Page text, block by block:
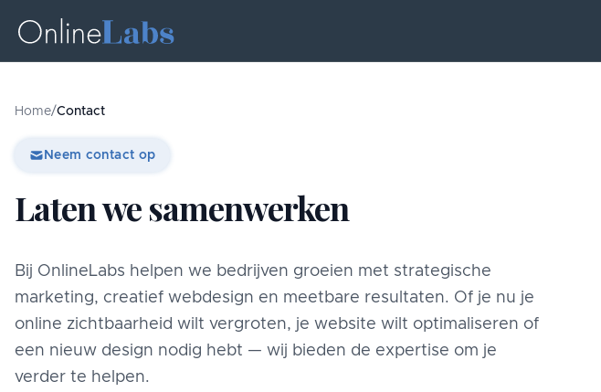
Home/Contact
Neem contact op
Laten we samenwerken
Bij OnlineLabs helpen we bedrijven groeien met strategische
marketing, creatief webdesign en meetbare resultaten. Of je nu je
online zichtbaarheid wilt vergroten, je website wilt optimaliseren of
een nieuw design nodig hebt — wij bieden de expertise om je
verder te helpen.